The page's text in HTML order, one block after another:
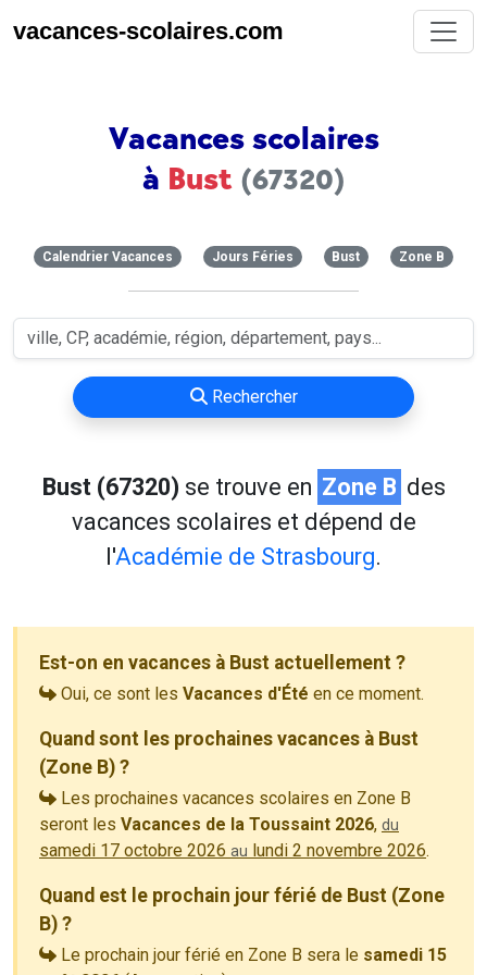
vacances-scolaires.com
Vacances scolaires
à Bust (67320)
Calendrier Vacances Jours Féries Bust Zone B
Rechercher
Bust (67320) se trouve en Zone B des
vacances scolaires et dépend de
l'Académie de Strasbourg.
Est-on en vacances à Bust actuellement ?
Oui, ce sont les Vacances d'Été en ce moment.
Quand sont les prochaines vacances à Bust
(Zone B) ?
Les prochaines vacances scolaires en Zone B
seront les Vacances de la Toussaint 2026, du
samedi 17 octobre 2026 au lundi 2 novembre 2026.
Quand est le prochain jour férié de Bust (Zone
B) ?
Le prochain jour férié en Zone B sera le samedi 15